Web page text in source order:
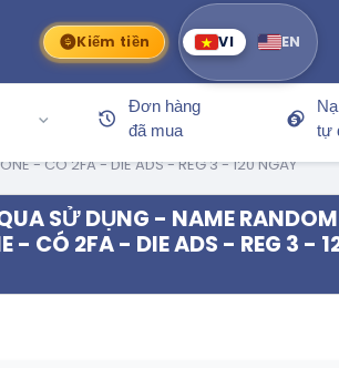
Kiếm tiền VI EN
Đơn hàng
đã mua
tự
- CÓ 2FA - DIE ADS - REG 3 - 120 NGÀY
SỬ DỤNG - NAME
- CÓ 2FA - DIE ADS - REG 3 -